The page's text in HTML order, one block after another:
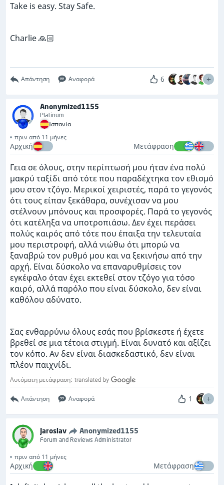
Take is easy. Stay Safe.
Charlie 🙏🏻
Απάντηση Αναφορά 6
Anonymized1155
Platinum
Ισπανία
πριν από 11 μήνες
Αρχική Μετάφραση
Γεια σε όλους, στην περίπτωσή μου ήταν ένα πολύ
μακρύ ταξίδι από τότε που παραδέχτηκα τον εθισμό
μου στον τζόγο. Μερικοί χειριστές, παρά το γεγονός
ότι τους είπαν ξεκάθαρα, συνέχισαν να μου
στέλνουν μπόνους και προσφορές. Παρά το γεγονός
ότι κατέληξα να υποτροπιάσω. Δεν έχει περάσει
πολύς καιρός από τότε που έπαιξα την τελευταία
μου περιστροφή, αλλά νιώθω ότι μπορώ να
ξαναβρώ τον ρυθμό μου και να ξεκινήσω από την
αρχή. Είναι δύσκολο να επαναρυθμίσεις τον
εγκέφαλο όταν έχει εκτεθεί στον τζόγο για τόσο
καιρό, αλλά παρόλο που είναι δύσκολο, δεν είναι
καθόλου αδύνατο.
Σας ενθαρρύνω όλους εσάς που βρίσκεστε ή έχετε
βρεθεί σε μια τέτοια στιγμή. Είναι δυνατό και αξίζει
τον κόπο. Αν δεν είναι διασκεδαστικό, δεν είναι
πλέον παιχνίδι.
Αυτόματη μετάφραση:
Απάντηση Αναφορά 1
Jaroslav Anonymized1155
Forum and Reviews Administrator
πριν από 11 μήνες
Αρχική Μετάφραση